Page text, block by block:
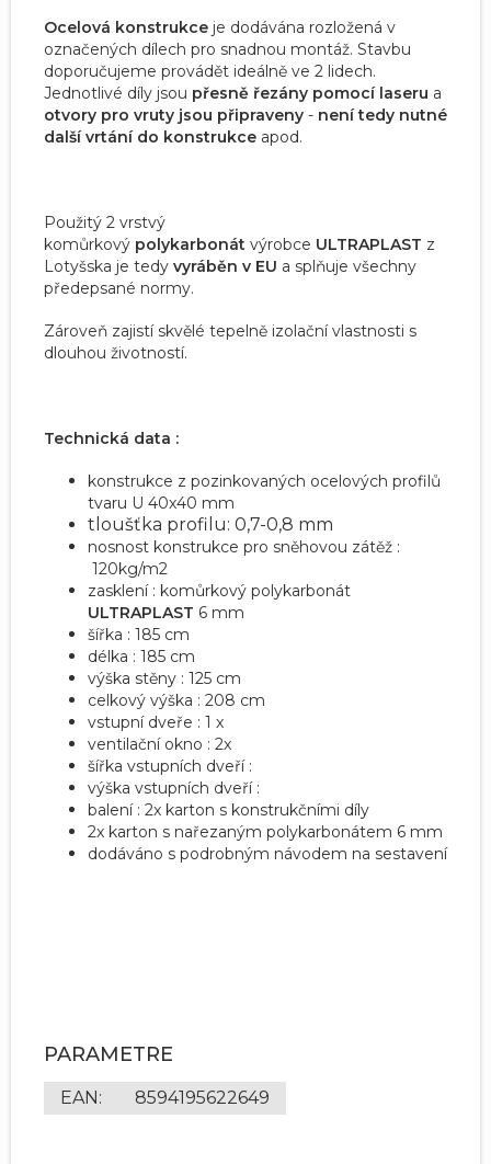
Ocelová konstrukce je dodávána rozložená v
označených dílech pro snadnou montáž. Stavbu
doporučujeme provádět ideálně ve 2 lidech.
Jednotlivé díly jsou přesně řezány pomocí laseru a
otvory pro vruty jsou připraveny - není tedy nutné
další vrtání do konstrukce apod.
Použitý 2 vrstvý
komůrkový polykarbonát výrobce ULTRAPLAST z
Lotyšska je tedy vyráběn v EU a splňuje všechny
předepsané normy.
Zároveň zajistí skvělé tepelně izolační vlastnosti s
dlouhou životností.
Technická data :
konstrukce z pozinkovaných ocelových profilů
tvaru U 40x40 mm
tloušťka profilu: 0,7-0,8 mm
nosnost konstrukce pro sněhovou zátěž :
120kg/m2
zasklení : komůrkový polykarbonát
ULTRAPLAST 6 mm
šířka : 185 cm
délka : 185 cm
výška stěny : 125 cm
celkový výška : 208 cm
vstupní dveře : 1 x
ventilační okno : 2x
šířka vstupních dveří :
výška vstupních dveří :
balení : 2x karton s konstrukčními díly
2x karton s nařezaným polykarbonátem 6 mm
dodáváno s podrobným návodem na sestavení
PARAMETRE
EAN: 8594195622649